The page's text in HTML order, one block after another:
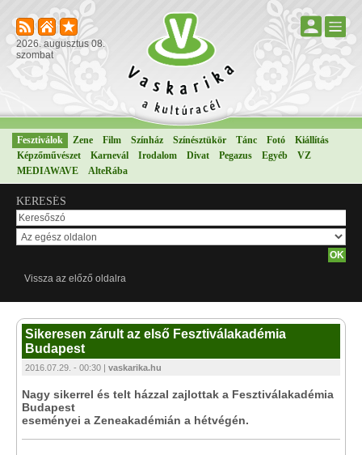
2026. augusztus 08.
szombat
Fesztiválok Zene Film Színház Színésztükör Tánc Fotó
Kiállítás
Képzőművészet
Karnevál Irodalom Divat Pegazus Egyéb
VZ
MEDIAWAVE
AlteRába
KERESÉS
Vissza az előző oldalra
Sikeresen zárult az első Fesztiválakadémia
Budapest
2016.07.29. - 00:30 | vaskarika.hu
Nagy sikerrel és telt házzal zajlottak a Fesztiválakadémia
Budapest
eseményei a Zeneakadémián a hétvégén.